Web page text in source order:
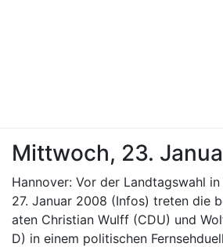
Mittwoch, 23.
Hannover: Vor der Landtagswahl
27. Januar 2008 (Infos) treten die
aten Christian Wulff (CDU) und
D) in einem politischen